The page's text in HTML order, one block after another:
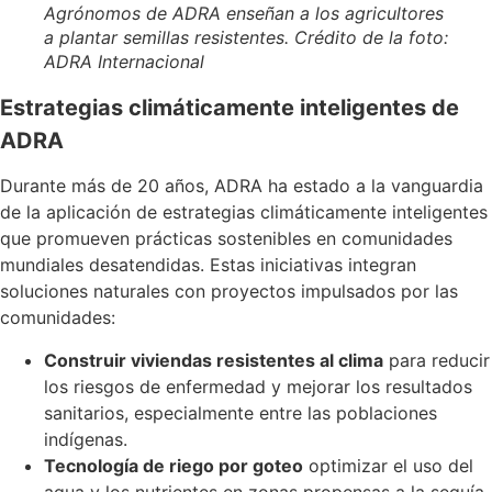
Agrónomos de ADRA enseñan a los agricultores
a plantar semillas resistentes. Crédito de la foto:
ADRA Internacional
Estrategias climáticamente inteligentes de
ADRA
Durante más de 20 años, ADRA ha estado a la vanguardia
de la aplicación de estrategias climáticamente inteligentes
que promueven prácticas sostenibles en comunidades
mundiales desatendidas. Estas iniciativas integran
soluciones naturales con proyectos impulsados por las
comunidades:
Construir viviendas resistentes al clima para reducir
los riesgos de enfermedad y mejorar los resultados
sanitarios, especialmente entre las poblaciones
indígenas.
Tecnología de riego por goteo optimizar el uso del